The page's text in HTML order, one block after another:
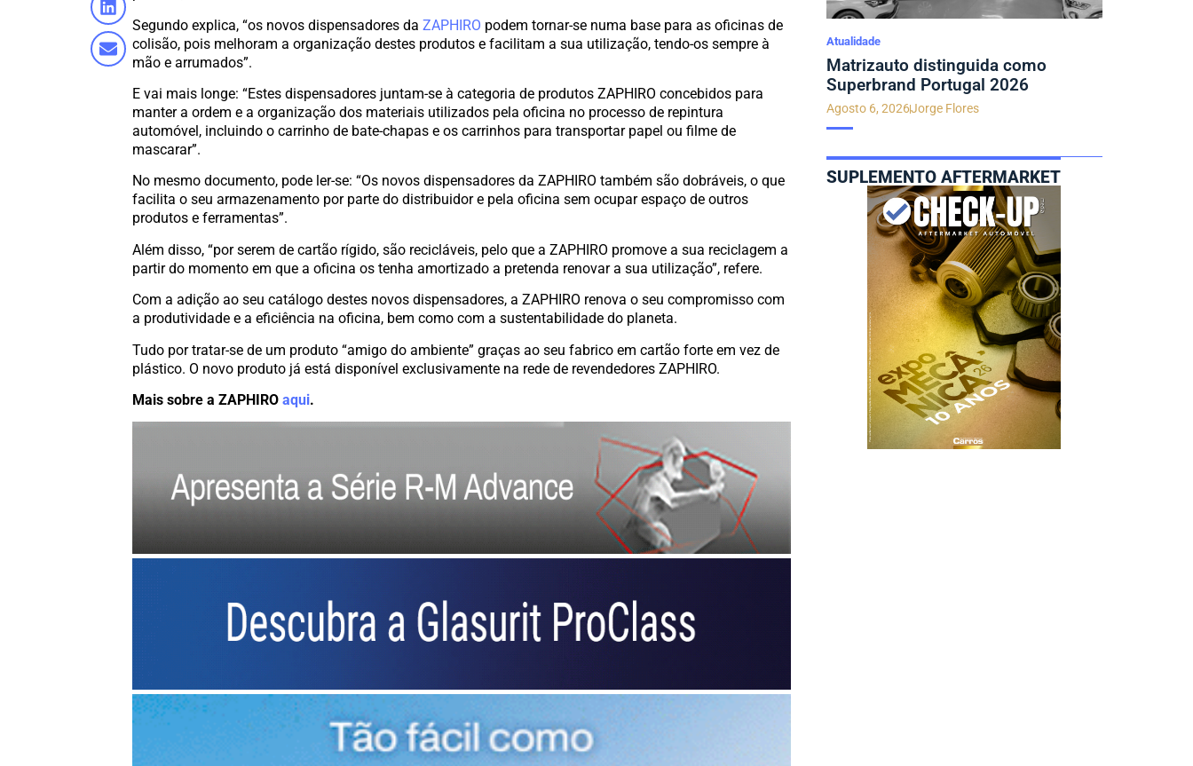
Segundo explica, “os novos dispensadores daZAPHIRO podem tornar-se numa base para as oficinas de
colisão, pois melhoram a organização destes produtos e facilitam a sua utilização, tendo-os sempre à
mão e arrumados”.
E vai mais longe: “Estes dispensadores juntam-se à categoria de produtos ZAPHIRO concebidos para
manter a ordem e a organização dos materiais utilizados pela oficina no processo de repintura
automóvel, incluindo o carrinho de bate-chapas e os carrinhos para transportar papel ou filme de
mascarar”.
No mesmo documento, pode ler-se: “Os novos dispensadores da ZAPHIRO também são dobráveis, o que
facilita o seu armazenamento por parte do distribuidor e pela oficina sem ocupar espaço de outros
produtos e ferramentas”.
Além disso, “por serem de cartão rígido, são recicláveis, pelo que a ZAPHIRO promove a sua reciclagem a
partir do momento em que a oficina os tenha amortizado a pretenda renovar a sua utilização”, refere.
Com a adição ao seu catálogo destes novos dispensadores, a ZAPHIRO renova o seu compromisso com
a produtividade e a eficiência na oficina, bem como com a sustentabilidade do planeta.
Tudo por tratar-se de um produto “amigo do ambiente” graças ao seu fabrico em cartão forte em vez de
plástico. O novo produto já está disponível exclusivamente na rede de revendedores ZAPHIRO.
Mais sobre a ZAPHIROaqui.
Atualidade
Matrizauto distinguida como
Superbrand Portugal 2026
Agosto 6, 2026Jorge Flores
SUPLEMENTO AFTERMARKET